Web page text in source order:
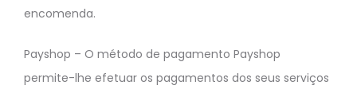
encomenda.
Payshop – O método de pagamento Payshop
permite-lhe efetuar os pagamentos dos seus serviços